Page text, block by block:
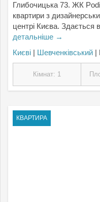
Глибочицька 73. ЖК
квартири з
центрі Києва. Здається
детальніше →
Києвi | Шевченківський |
Кімнат: 1
КВАРТИРА